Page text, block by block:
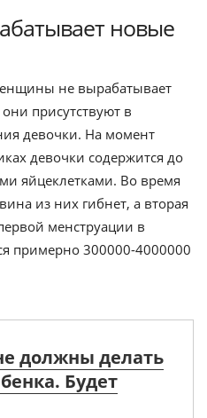
новые
не вырабатывает
присутствуют в
девочки. На момент
девочки содержится до
яйцеклетками. Во время
из них гибнет, а вторая
менструации в
примерно 300000-4000000
должны делать
Будет